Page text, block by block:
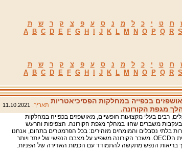
ח ט י כ ל מ נ ס ע פ צ ק ר ש
ת
A
B C D E F G H J K L M N O P Q R S
ח ט י כ ל מ נ ס ע פ צ ק ר ש
ת
A
B C D E F G H J K L M N O P Q R S
בכפייה במחלקות הפסיכיאטריות
מגפת הקורונה.
תאריך: 11.10.2021
רבים בעלי מקצועות חופשיים, מאושפזים בכפייה במחלקות
בעקבות משברים שחוו במהלך מגפת הקורונה. הצפיפות והרעש
בלתי נסבלים והמומחים מזהירים: בכל הפרמטרים בתחום, אנחנו
נמצאים בתחתית הOECD. משבר הקורונה משפיע על מצבם הנפשי של יותר ויותר
בריאות הנפש מתקשה להתמודד עם הכמות האדירה של הפניות.